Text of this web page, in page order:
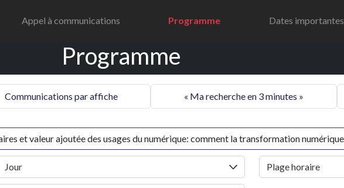
Appel à communications Programme Dates importantes
Programme
Communications par affiche « Ma recherche en 3 minutes »
Jour Plage horaire